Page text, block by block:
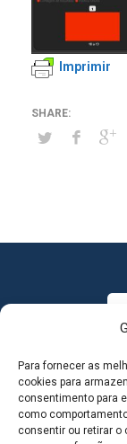
Para fornecer as
cookies para
consentimento para
como
consentir ou retirar o
Imprimir
MAPA DO SITE